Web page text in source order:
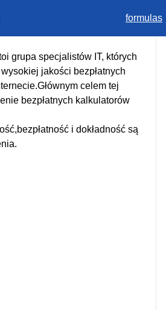
formulas
grupa specjalistów IT, których
jakości bezpłatnych
celem tej
bezpłatnych kalkulatorów
i dokładność są